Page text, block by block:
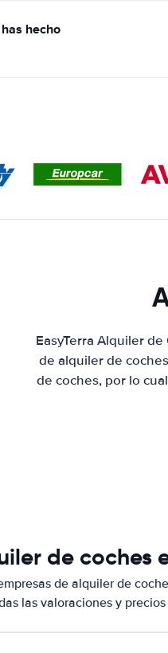
hecho
EasyTerra Alquiler
de alquiler de
de coches, por lo
de coches
de alquiler de
las valoraciones y